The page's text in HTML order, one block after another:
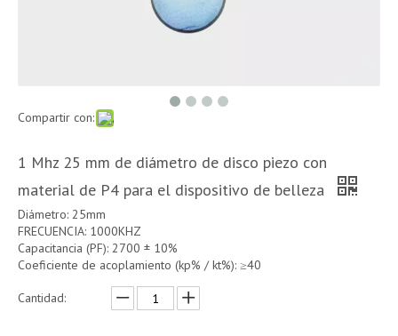
Compartir con:
1 Mhz 25 mm de diámetro de disco piezo con
material de P4 para el dispositivo de belleza
Diámetro: 25mm
FRECUENCIA: 1000KHZ
Capacitancia (PF): 2700 ± 10%
Coeficiente de acoplamiento (kp% / kt%): ≥40
Cantidad: